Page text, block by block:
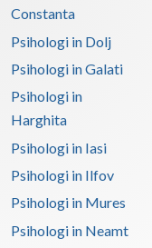
Constanta
Psihologi in Dolj
Psihologi in Galati
Psihologi in
Harghita
Psihologi in Iasi
Psihologi in Ilfov
Psihologi in Mures
Psihologi in Neamt